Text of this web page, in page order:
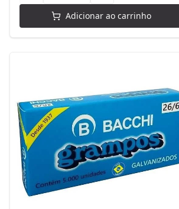
Adicionar ao carrinho